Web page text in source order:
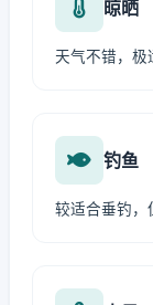
晾晒
天气不错，极
钓鱼
较适合垂钓，